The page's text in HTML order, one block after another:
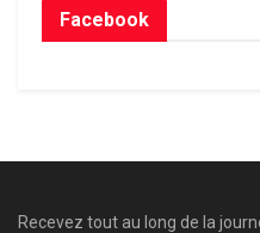
Facebook
Recevez tout au long de la